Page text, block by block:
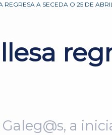
A SECEDA O 25 DE
a